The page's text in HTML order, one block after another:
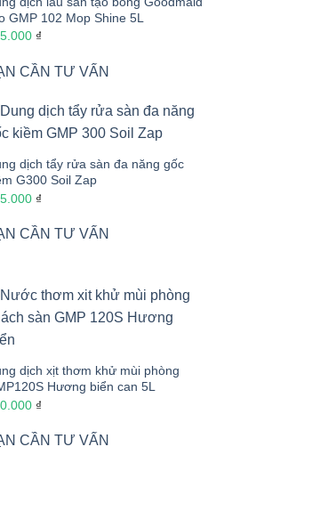
GMP 102 Mop Shine 5L
₫
CẦN TƯ VẤN
dịch tẩy rửa sàn đa năng gốc
G300 Soil Zap
₫
CẦN TƯ VẤN
dịch xịt thơm khử mùi phòng
Hương biển can 5L
₫
CẦN TƯ VẤN